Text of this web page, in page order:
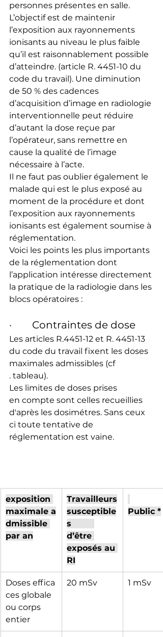
personnes présentes en salle.
L’objectif est de maintenir
l’exposition aux rayonnements
ionisants au niveau le plus faible
qu’il est raisonnablement possible
d’atteindre. (article R. 4451-10 du
code du travail). Une diminution
de 50 % des cadences
d’acquisition d’image en radiologie
interventionnelle peut réduire
d’autant la dose reçue par
l’opérateur, sans remettre en
cause la qualité de l’image
nécessaire à l’acte.
Il ne faut pas oublier également le
malade qui est le plus exposé au
moment de la procédure et dont
l’exposition aux rayonnements
ionisants est également soumise à
réglementation.
Voici les points les plus importants
de la réglementation dont
l’application intéresse directement
la pratique de la radiologie dans les
blocs opératoires :
·        Contraintes de dose
Les articles R.4451-12 et R. 4451-13
du code du travail fixent les doses
maximales admissibles (cf
. tableau).
Les limites de doses prises
en compte sont celles recueillies
d'après les dosimétres. Sans ceux
ci toute tentative de
réglementation est vaine.
exposition
maximale a
dmissible
par an
Travailleurs
susceptible
s
d’être
exposés au
RI
Public *
Doses effica
ces globale
ou corps
entier
20 mSv 1 mSv